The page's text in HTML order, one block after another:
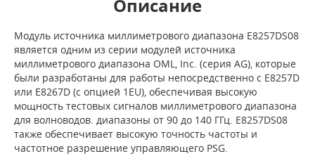
Описание
Модуль источника миллиметрового диапазона E8257DS08
является одним из серии модулей источника
миллиметрового диапазона OML, Inc. (серия AG), которые
были разработаны для работы непосредственно с E8257D
или E8267D (с опцией 1EU), обеспечивая высокую
мощность тестовых сигналов миллиметрового диапазона
для волноводов. диапазоны от 90 до 140 ГГц. E8257DS08
также обеспечивает высокую точность частоты и
частотное разрешение управляющего PSG.